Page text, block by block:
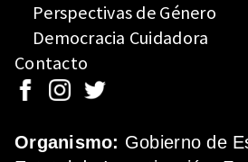
Perspectivas de Género
Democracia Cuidadora
Contacto
Organismo: Gobierno de